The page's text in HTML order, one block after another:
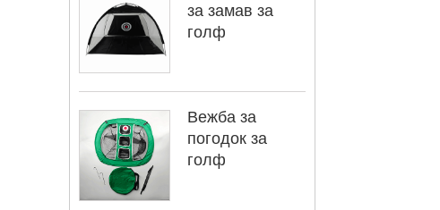
за замав за
голф
Вежба за
погодок за
голф